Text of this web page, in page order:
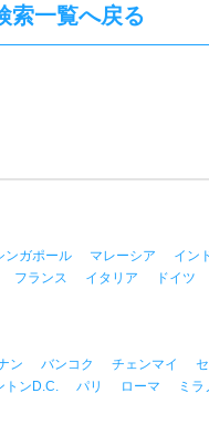
索一覧へ戻る
ンガポール マレーシア イン
フランス イタリア ドイツ
ン バンコク チェンマイ
トンD.C. パリ ローマ ミラ